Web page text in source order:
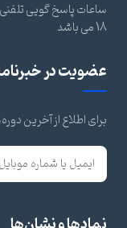
18 می باشد
عضویت در
برای اطلاع از آخرین